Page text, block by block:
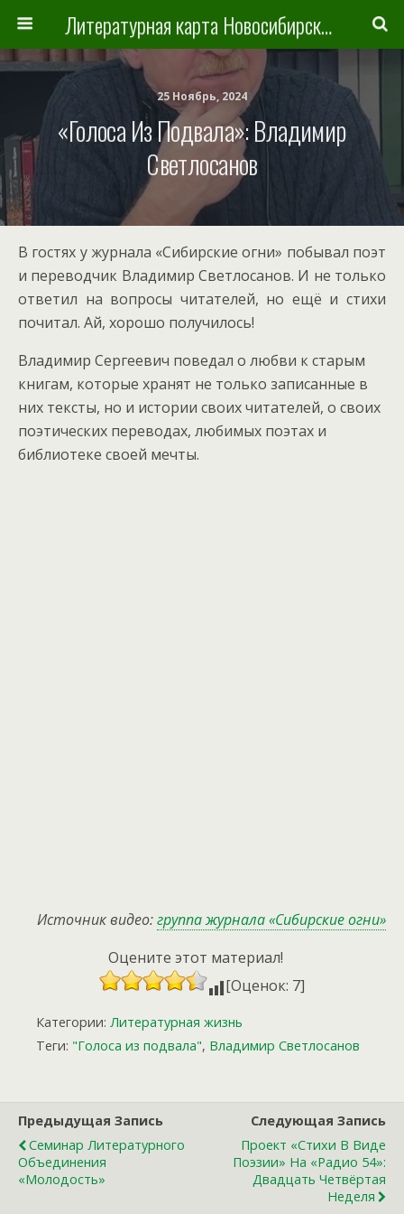
Литературная карта Новосибирска и Новосибирской области
25 Ноябрь, 2024
«Голоса Из Подвала»: Владимир
Светлосанов
В гостях у журнала «Сибирские огни» побывал поэт
и переводчик Владимир Светлосанов. И не только
ответил на вопросы читателей, но ещё и стихи
почитал. Ай, хорошо получилось!
Владимир Сергеевич поведал о любви к старым
книгам, которые хранят не только записанные в
них тексты, но и истории своих читателей, о своих
поэтических переводах, любимых поэтах и
библиотеке своей мечты.
Источник видео:группа журнала «Сибирские огни»
Оцените этот материал!
[Оценок: 7]
Категории: Литературная жизнь
Теги: "Голоса из подвала", Владимир Светлосанов
Предыдущая Запись
Семинар Литературного
Объединения
«Молодость»
Следующая Запись
Проект «Стихи В Виде
Поэзии» На «Радио 54»:
Двадцать Четвёртая
Неделя